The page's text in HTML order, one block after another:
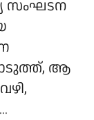
സംഘടന
ആ